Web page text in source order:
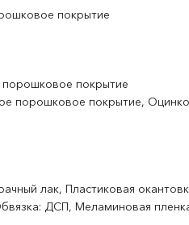
покрытие
порошковое покрытие
порошковое покрытие,
лак, Пластиковая
ДСП, Меламиновая